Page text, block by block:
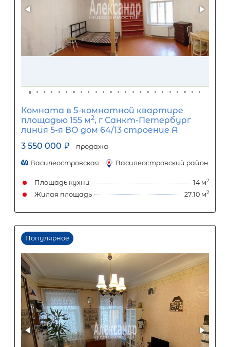
ООО «АЛЕКСАНДР-НЕДВИЖИМОСТЬ» не является кредитной
организацией. Кредит предоставляется банками-
носит информационный характер и не является
точного расчета платежей по кредиту и предоставления
об условиях кредитования обратитесь к менеджерам нашей
(Санкт-Петербург ул. Боткинская д. 15 тел. +7(812) 200-4000 )
Популярное